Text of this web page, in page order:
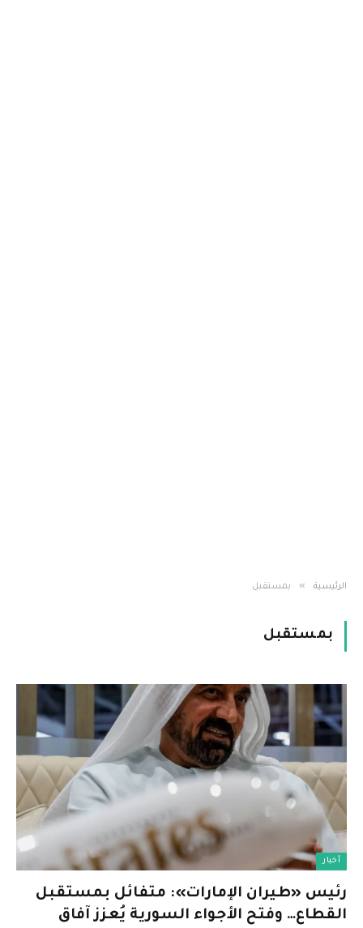
الرئيسية » بمستقبل
بمستقبل
أخبار
رئيس «طيران الإمارات»: متفائل بمستقبل
القطاع… وفتح الأجواء السورية يُعزز آفاق